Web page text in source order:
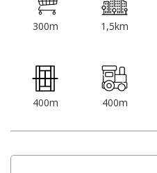
300m 1,5km
400m 400m